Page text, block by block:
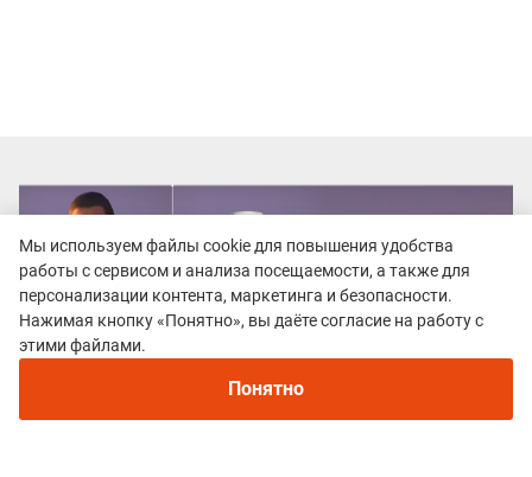
Мы используем файлы cookie для повышения удобства
работы с сервисом и анализа посещаемости, а также для
персонализации контента, маркетинга и безопасности.
Нажимая кнопку «Понятно», вы даёте согласие на работу с
этими файлами.
Понятно